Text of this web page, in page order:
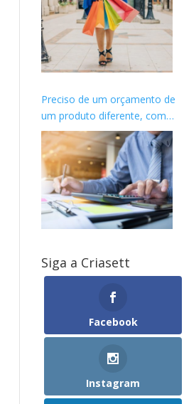
Preciso de um orçamento de
um produto diferente, como
proceder?
Siga a Criasett
Facebook
Instagram